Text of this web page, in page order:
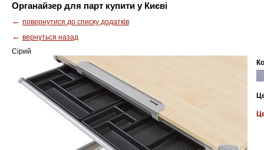
Органайзер для парт купити у Києві
← повернутися до списку додатків
← вернуться назад
Сірий